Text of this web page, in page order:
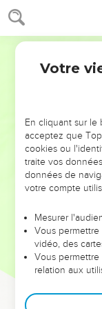
NE
ET SI LEURS
leur foi ou leur
et les saisons
Dans cette
clés pour
Votre
En cliquant sur le
acceptez que
cookies ou
traite vos
données de
votre compte
Mesurer
Vous
vidéo, des
Vous
relation aux